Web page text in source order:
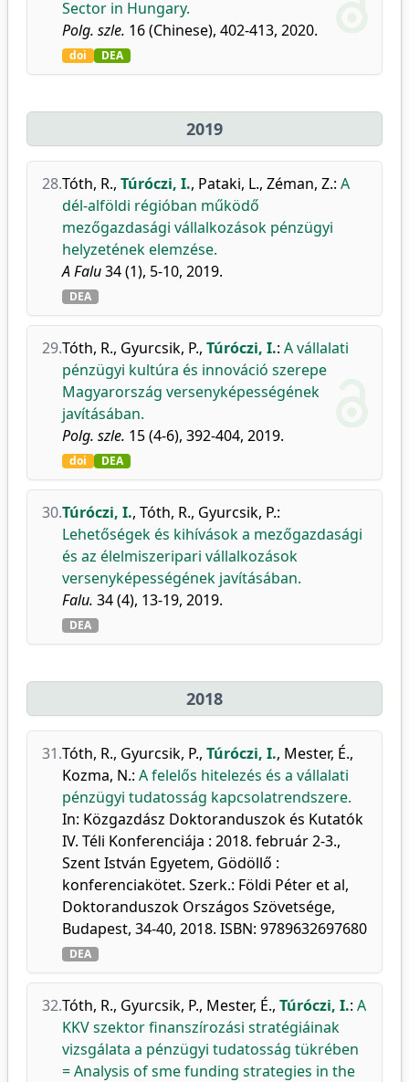
Sector in Hungary.
Polg. szle. 16 (Chinese), 402-413, 2020.
doi DEA
2019
28.Tóth, R., Túróczi, I., Pataki, L., Zéman, Z.: A
dél-alföldi régióban működő
mezőgazdasági vállalkozások pénzügyi
helyzetének elemzése.
A Falu34 (1), 5-10, 2019.
DEA
29.Tóth, R., Gyurcsik, P., Túróczi, I.: A vállalati
pénzügyi kultúra és innováció szerepe
Magyarország versenyképességének
javításában.
Polg. szle. 15 (4-6), 392-404, 2019.
doi DEA
30.Túróczi, I., Tóth, R., Gyurcsik, P.:
Lehetőségek és kihívások a mezőgazdasági
és az élelmiszeripari vállalkozások
versenyképességének javításában.
Falu. 34 (4), 13-19, 2019.
DEA
2018
31.Tóth, R., Gyurcsik, P., Túróczi, I., Mester, É.,
Kozma, N.: A felelős hitelezés és a vállalati
pénzügyi tudatosság kapcsolatrendszere.
In: Közgazdász Doktoranduszok és Kutatók
IV. Téli Konferenciája : 2018. február 2-3.,
Szent István Egyetem, Gödöllő :
konferenciakötet. Szerk.: Földi Péter et al,
Doktoranduszok Országos Szövetsége,
Budapest, 34-40, 2018. ISBN: 9789632697680
DEA
32.Tóth, R., Gyurcsik, P., Mester, É., Túróczi, I.: A
KKV szektor finanszírozási stratégiáinak
vizsgálata a pénzügyi tudatosság tükrében
= Analysis of sme funding strategies in the